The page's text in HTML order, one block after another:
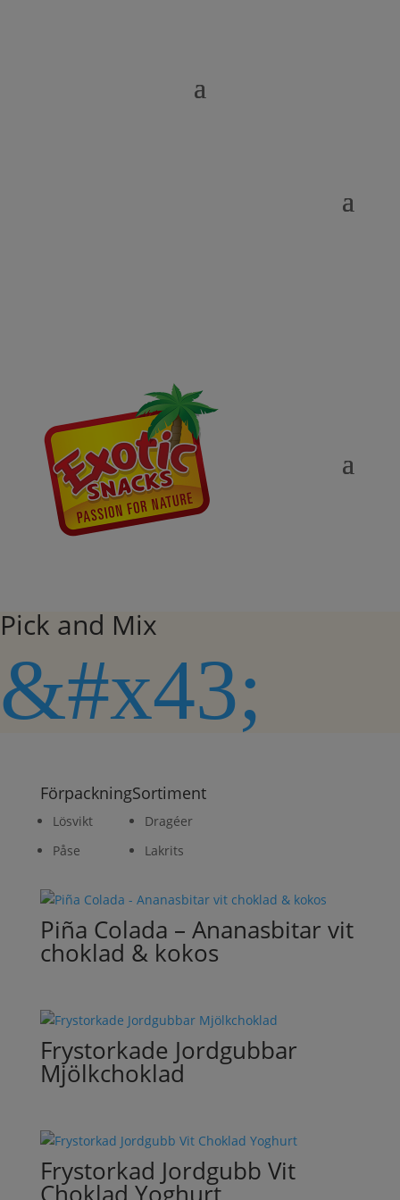
Pick and Mix
&#x43;
Förpackning
Lösvikt
Påse
Sortiment
Dragéer
Lakrits
Piña Colada – Ananasbitar vit
choklad & kokos
Frystorkade Jordgubbar
Mjölkchoklad
Frystorkad Jordgubb Vit